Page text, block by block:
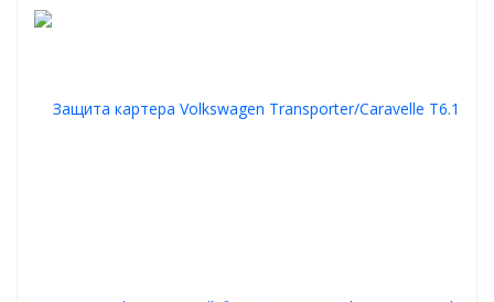
Купить защиту картера двигателя и КПП Motodor для
цене и с гарантией качества от проверенного производителя.